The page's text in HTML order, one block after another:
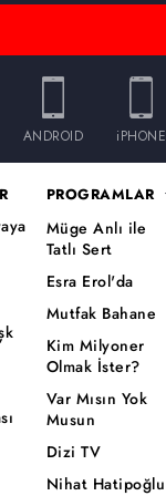
ANDROID iPHONE
PROGRAMLAR
Müge Anlı ile
Tatlı Sert
Esra Erol'da
Mutfak Bahane
Kim Milyoner
Olmak İster?
Var Mısın Yok
Musun
Dizi TV
Nihat Hatipoğlu